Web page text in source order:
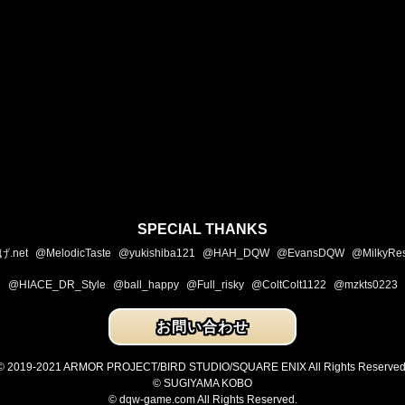
SPECIAL THANKS
.net @MelodicTaste @yukishiba121 @HAH_DQW @EvansDQW
@HIACE_DR_Style @ball_happy @Full_risky @ColtColt1122 @mzkts0223
お問い合わせ
2019-2021 ARMOR PROJECT/BIRD STUDIO/SQUARE ENIX All Rights
© SUGIYAMA KOBO
© dqw-game.com All Rights Reserved.